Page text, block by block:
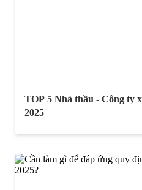
TOP 5 Nhà thầu - Công ty
2025